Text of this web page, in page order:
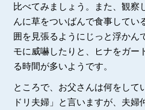
比べてみましょう。また、観察
んに草をついばんで食事してい
囲を見張るようにじっと浮かん
モに威嚇したりと、ヒナをガー
る時間が多いようです。
ところで、お父さんは何をして
ドリ夫婦」と言いますが、夫